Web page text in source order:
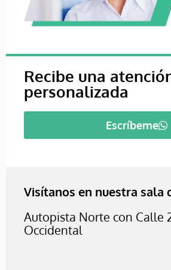
Recibe una
personalizada
Escríbeme
Visítanos en nuestra sala
Autopista Norte con Calle
Occidental